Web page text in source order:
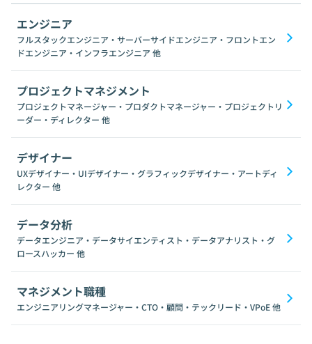
エンジニア
フルスタックエンジニア・サーバーサイドエンジニア・フロントエン
ドエンジニア・インフラエンジニア 他
プロジェクトマネジメント
プロジェクトマネージャー・プロダクトマネージャー・プロジェクトリ
ーダー・ディレクター 他
デザイナー
UXデザイナー・UIデザイナー・グラフィックデザイナー・アートディ
レクター 他
データ分析
データエンジニア・データサイエンティスト・データアナリスト・グ
ロースハッカー 他
マネジメント職種
エンジニアリングマネージャー・CTO・顧問・テックリード・VPoE他